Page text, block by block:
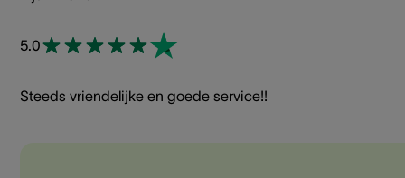
5.0
Steeds vriendelijke en goede service!!